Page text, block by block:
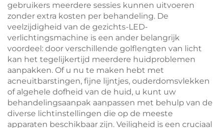
gebruikers meerdere sessies kunnen uitvoeren
zonder extra kosten per behandeling. De
veelzijdigheid van de gezichts-LED-
verlichtingsmachine is een ander belangrijk
voordeel: door verschillende golflengten van licht
kan het tegelijkertijd meerdere huidproblemen
aanpakken. Of u nu te maken hebt met
acneuitbarstingen, fijne lijntjes, ouderdomsvlekken
of algehele dofheid van de huid, u kunt uw
behandelingsaanpak aanpassen met behulp van de
diverse lichtinstellingen die op de meeste
apparaten beschikbaar zijn. Veiligheid is een cruciaal